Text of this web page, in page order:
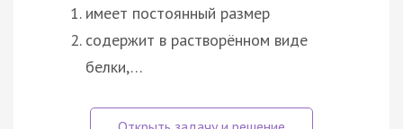
имеет постоянный размер
содержит в растворённом виде
белки,…